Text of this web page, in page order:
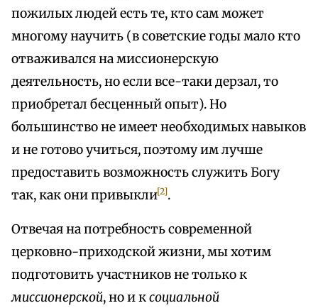
пожилых людей есть те, кто сам может
многому научить (в советские годы мало кто
отваживался на миссионерскую
деятельность, но если все-таки дерзал, то
приобретал бесценный опыт). Но
большинство не имеет необходимых навыков
и не готово учиться, поэтому им лучше
предоставить возможность служить Богу
так, как они привыкли[2].
Отвечая на потребность современной
церковно-приходской жизни, мы хотим
подготовить участников не только к
миссионерской, но и ксоциальной